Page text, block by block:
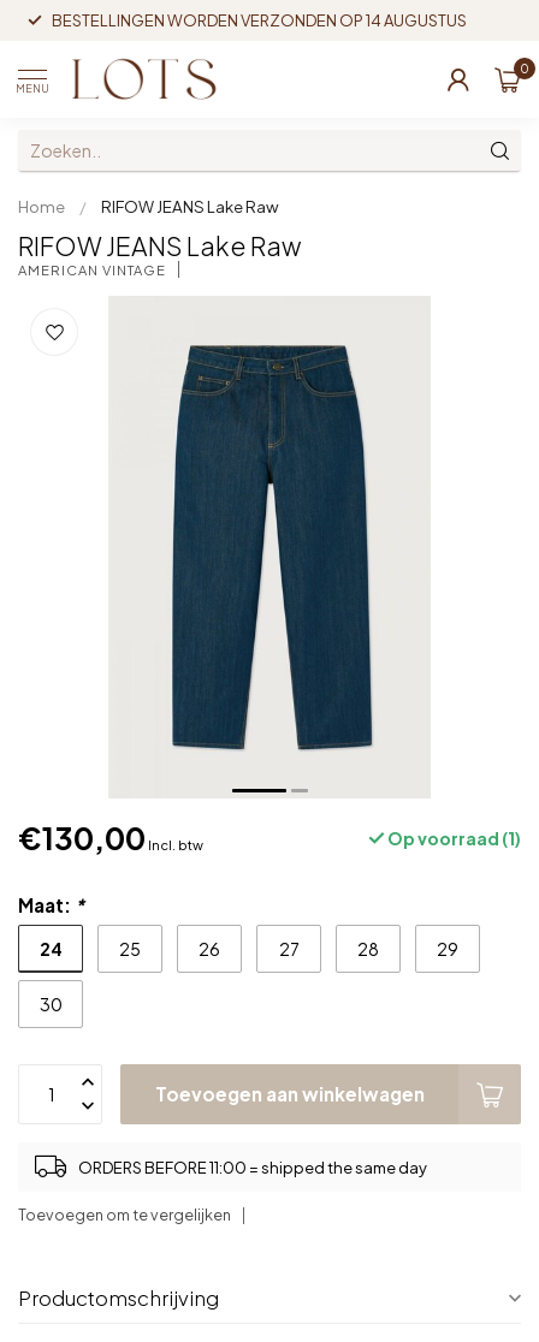
BESTELLINGEN WORDEN VERZONDEN OP 14 AUGUSTUS
MENU
0
Home / RIFOW JEANS Lake Raw
RIFOW JEANS Lake Raw
AMERICAN VINTAGE
€130,00 Incl. btw Op voorraad (1)
Maat: *
24 25 26 27 28 29
30
Toevoegen aan winkelwagen
ORDERS BEFORE 11:00 = shipped the same day
Toevoegen om te vergelijken
Productomschrijving